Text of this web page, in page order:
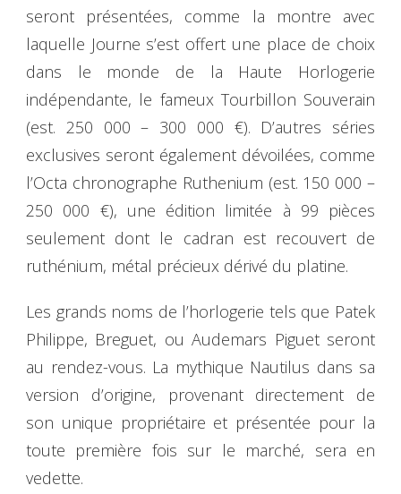
seront présentées, comme la montre avec
laquelle Journe s’est offert une place de choix
dans le monde de la Haute Horlogerie
indépendante, le fameux Tourbillon Souverain
(est. 250 000 – 300 000 €). D’autres séries
exclusives seront également dévoilées, comme
l’Octa chronographe Ruthenium (est. 150 000 –
250 000 €), une édition limitée à 99 pièces
seulement dont le cadran est recouvert de
ruthénium, métal précieux dérivé du platine.
Les grands noms de l’horlogerie tels que Patek
Philippe, Breguet, ou Audemars Piguet seront
au rendez-vous. La mythique Nautilus dans sa
version d’origine, provenant directement de
son unique propriétaire et présentée pour la
toute première fois sur le marché, sera en
vedette.